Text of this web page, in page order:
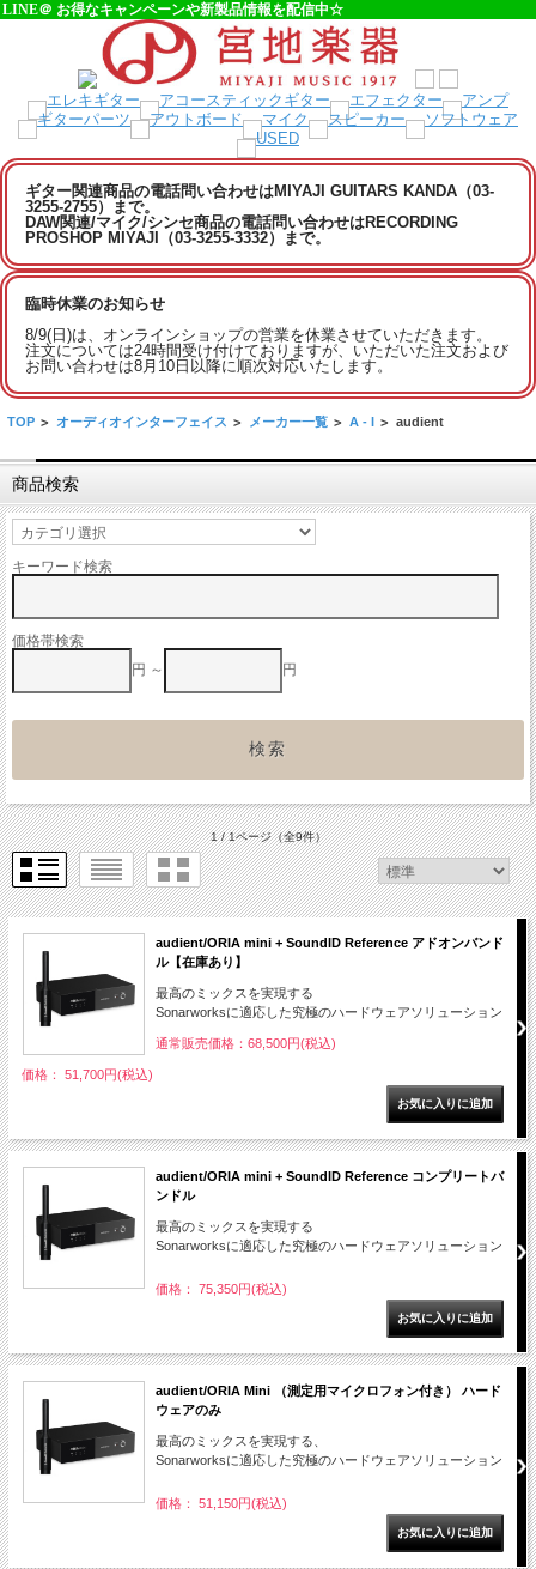
LINE＠ お得なキャンペーンや新製品情報を配信中☆
ギター関連商品の電話問い合わせはMIYAJI GUITARS KANDA（03-
3255-2755）まで。
DAW関連/マイク/シンセ商品の電話問い合わせはRECORDING
PROSHOP MIYAJI（03-3255-3332）まで。
臨時休業のお知らせ
8/9(日)は、オンラインショップの営業を休業させていただきます。
注文については24時間受け付けておりますが、いただいた注文および
お問い合わせは8月10日以降に順次対応いたします。
TOP > オーディオインターフェイス > メーカー一覧 > A - I > audient
商品検索
キーワード検索
価格帯検索
円 ～
円
1 / 1ページ（全9件）
audient/ORIA mini + SoundID Reference アドオンバンド
ル【在庫あり】
最高のミックスを実現する
Sonarworksに適応した究極のハードウェアソリューション
通常販売価格：68,500円(税込)
価格： 51,700円(税込)
audient/ORIA mini + SoundID Reference コンプリートバ
ンドル
最高のミックスを実現する
Sonarworksに適応した究極のハードウェアソリューション
価格： 75,350円(税込)
audient/ORIA Mini （測定用マイクロフォン付き） ハード
ウェアのみ
最高のミックスを実現する、
Sonarworksに適応した究極のハードウェアソリューション
価格： 51,150円(税込)